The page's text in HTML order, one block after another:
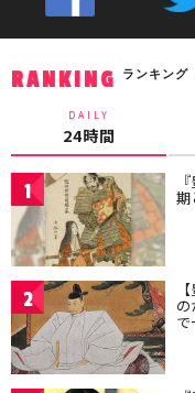
RANKING ランキング
DAILY
24時間
1 期
2 の
で